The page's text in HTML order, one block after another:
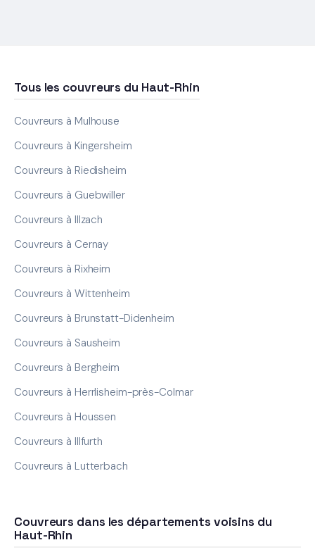
Tous les couvreurs du Haut-Rhin
Couvreurs à Mulhouse
Couvreurs à Kingersheim
Couvreurs à Riedisheim
Couvreurs à Guebwiller
Couvreurs à Illzach
Couvreurs à Cernay
Couvreurs à Rixheim
Couvreurs à Wittenheim
Couvreurs à Brunstatt-Didenheim
Couvreurs à Sausheim
Couvreurs à Bergheim
Couvreurs à Herrlisheim-près-Colmar
Couvreurs à Houssen
Couvreurs à Illfurth
Couvreurs à Lutterbach
Couvreurs dans les départements voisins du
Haut-Rhin